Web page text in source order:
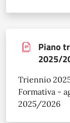
Piano
2025/
Triennio
Formativa -
2025/2026